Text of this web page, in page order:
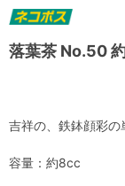
落葉茶 No.50
吉祥の、鉄鉢顔彩の
容量：約8cc